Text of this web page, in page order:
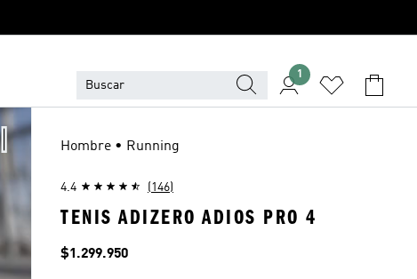
1
Hombre • Running
4.4 (146)
TENIS ADIZERO ADIOS PRO 4
Precio
$1.299.950